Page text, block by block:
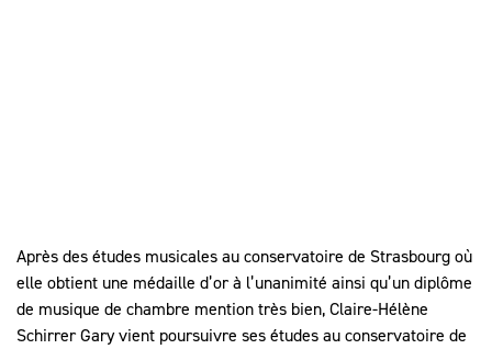
Après des études musicales au conservatoire de Strasbourg où
elle obtient une médaille d’or à l’unanimité ainsi qu’un diplôme
de musique de chambre mention très bien, Claire-Hélène
Schirrer Gary vient poursuivre ses études au conservatoire de